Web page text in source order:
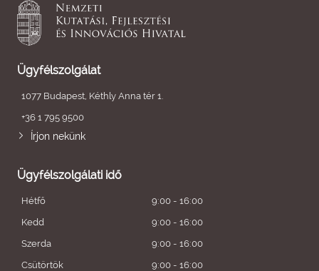
Ügyfélszolgálat
1077 Budapest, Kéthly Anna tér 1.
+36 1 795 9500
Írjon nekünk
Ügyfélszolgálati idő
Hétfő
9:00 - 16:00
Kedd
9:00 - 16:00
Szerda
9:00 - 16:00
Csütörtök
9:00 - 16:00